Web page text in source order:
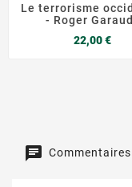
Le terrorisme
- Roger
22,00 €Prix